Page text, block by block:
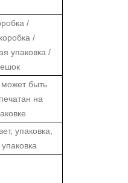
/
/
упаковка /
быть
на
упаковка,